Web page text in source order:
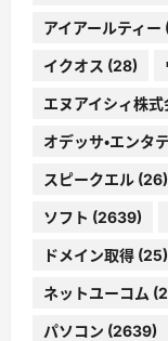
アイアールティー
イクオス (28)
エヌアイシィ株式
オデッサ・エンタ
スピークエル (26)
ソフト (2639)
ドメイン取得 (25)
ネットユーコム
パソコン (2639)